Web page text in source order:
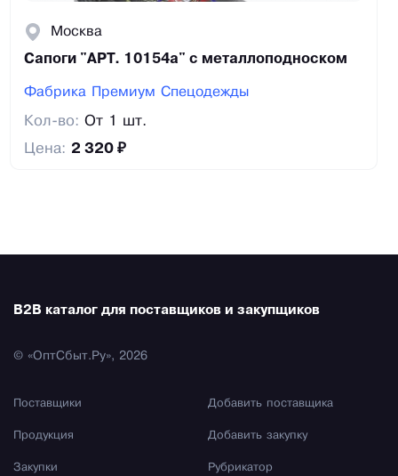
Москва
Сапоги "АРТ. 10154а" с металлоподноском
Фабрика Премиум Спецодежды
Кол-во: От 1 шт.
Цена: 2 320 ₽
B2B каталог для поставщиков и закупщиков
© «ОптСбыт.Ру», 2026
Поставщики
Продукция
Закупки
Добавить поставщика
Добавить закупку
Рубрикатор